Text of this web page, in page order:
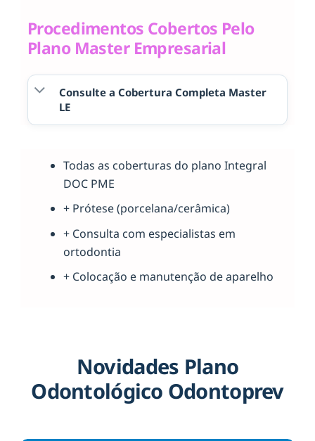
Procedimentos Cobertos Pelo
Plano Master Empresarial
Consulte a Cobertura Completa Master
LE
Todas as coberturas do plano Integral
DOC PME
+ Prótese (porcelana/cerâmica)
+ Consulta com especialistas em
ortodontia
+ Colocação e manutenção de aparelho
Novidades Plano
Odontológico Odontoprev